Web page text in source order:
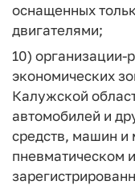
оснащенных
двигателями;
10) организации-
экономических
Калужской
автомобилей и
средств, машин и
пневматическом